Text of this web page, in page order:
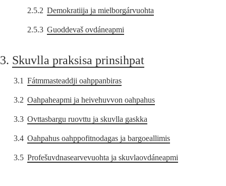
2.5.2 Demokratiija ja mielborgárvuohta
2.5.3 Guoddevaš ovdáneapmi
3. Skuvlla praksisa prinsihpat
3.1 Fátmmasteaddji oahppanbiras
3.2 Oahpaheapmi ja heivehuvvon oahpahus
3.3 Ovttasbargu ruovttu ja skuvlla gaskka
3.4 Oahpahus oahppofitnodagas ja bargoeallimis
3.5 Profešuvdnasearvevuohta ja skuvlaovdáneapmi